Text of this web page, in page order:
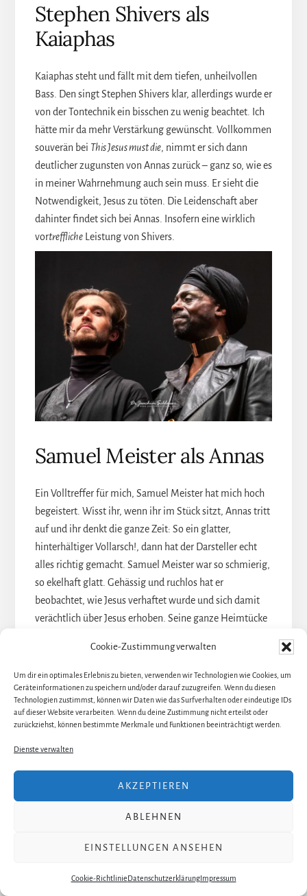
Cookie-Zustimmung verwalten
Um dir ein optimales Erlebnis zu bieten, verwenden wir Technologien wie Cookies, um
Geräteinformationen zu speichern und/oder darauf zuzugreifen. Wenn du diesen
Technologien zustimmst, können wir Daten wie das Surfverhalten oder eindeutige IDs
auf dieser Website verarbeiten. Wenn du deine Zustimmung nicht erteilst oder
zurückziehst, können bestimmte Merkmale und Funktionen beeinträchtigt werden.
Dienste verwalten
AKZEPTIEREN
ABLEHNEN
EINSTELLUNGEN ANSEHEN
Cookie-RichtlinieDatenschutzerklärungImpressum
Stephen Shivers als
Kaiaphas
Kaiaphas steht und fällt mit dem tiefen, unheilvollen
Bass. Den singt Stephen Shivers klar, allerdings wurde er
von der Tontechnik ein bisschen zu wenig beachtet. Ich
hätte mir da mehr Verstärkung gewünscht. Vollkommen
souverän bei This Jesus must die, nimmt er sich dann
deutlicher zugunsten von Annas zurück – ganz so, wie es
in meiner Wahrnehmung auch sein muss. Er sieht die
Notwendigkeit, Jesus zu töten. Die Leidenschaft aber
dahinter findet sich bei Annas. Insofern eine wirklich
vortrefflicheLeistung von Shivers.
Samuel Meister als Annas
Ein Volltreffer für mich, Samuel Meister hat mich hoch
begeistert. Wisst ihr, wenn ihr im Stück sitzt, Annas tritt
auf und ihr denkt die ganze Zeit: So ein glatter,
hinterhältiger Vollarsch!, dann hat der Darsteller echt
alles richtig gemacht. Samuel Meister war so schmierig,
so ekelhaft glatt. Gehässig und ruchlos hat er
beobachtet, wie Jesus verhaftet wurde und sich damit
verächtlich über Jesus erhoben. Seine ganze Heimtücke
arrogant über die Bühne stolziert ist.
Die Partitur hält für Annas einige schwierige, weil
wirklich hohe Passagen in Kopfstimme bereit. Die hat er
wirklichmeisterhaft (war klar, dass das Wortspiel
kommen musste..) gesungen. Er hat mich auf ganzer
Linie begeistert, Kompliment für diese Leistung!
Manuel Agrill, Bastian
Dumböck, Stefan
Enzinger als Priester
Ganz hervorragend und deshalb unbedingt